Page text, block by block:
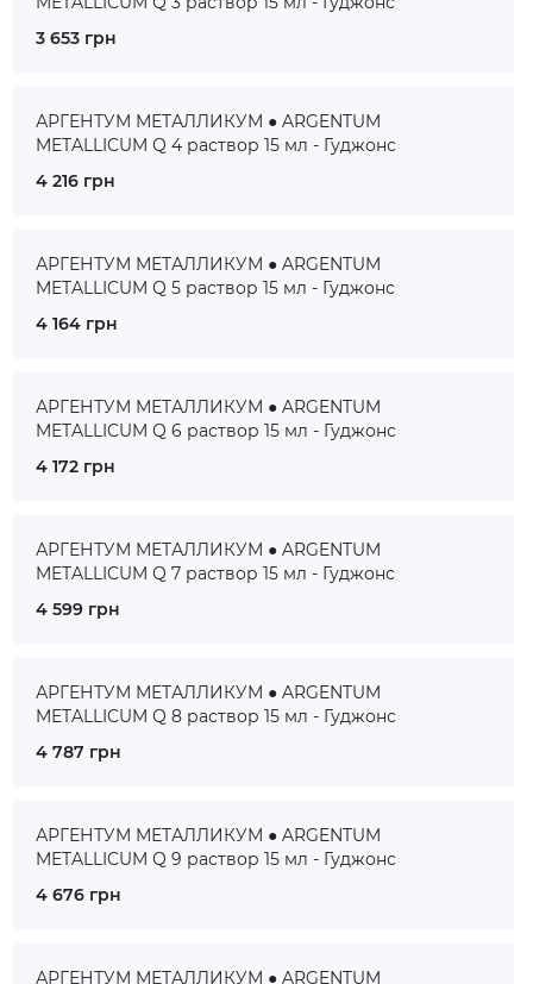
3 653 грн
АРГЕНТУМ МЕТАЛЛИКУМ ● ARGENTUM
METALLICUM Q 4 раствор 15 мл - Гуджонс
4 216 грн
АРГЕНТУМ МЕТАЛЛИКУМ ● ARGENTUM
METALLICUM Q 5 раствор 15 мл - Гуджонс
4 164 грн
АРГЕНТУМ МЕТАЛЛИКУМ ● ARGENTUM
METALLICUM Q 6 раствор 15 мл - Гуджонс
4 172 грн
АРГЕНТУМ МЕТАЛЛИКУМ ● ARGENTUM
METALLICUM Q 7 раствор 15 мл - Гуджонс
4 599 грн
АРГЕНТУМ МЕТАЛЛИКУМ ● ARGENTUM
METALLICUM Q 8 раствор 15 мл - Гуджонс
4 787 грн
АРГЕНТУМ МЕТАЛЛИКУМ ● ARGENTUM
METALLICUM Q 9 раствор 15 мл - Гуджонс
4 676 грн
АРГЕНТУМ МЕТАЛЛИКУМ ● ARGENTUM